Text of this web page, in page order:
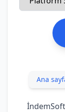
Ana